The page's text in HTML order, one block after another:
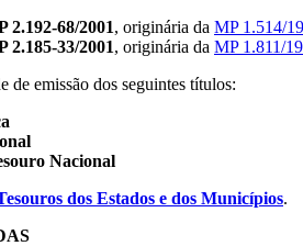
2.192-68/2001, originária da MP 1.514/
2.185-33/2001, originária da MP 1.811/
de emissão dos seguintes títulos:
Nacional
dos Estados e dos Municípios.